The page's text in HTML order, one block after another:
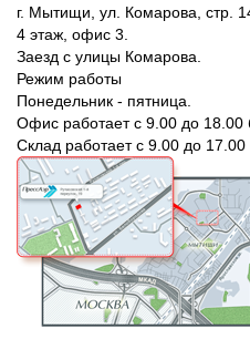
г. Мытищи, ул. Комарова, стр.
4 этаж, офис 3.
Заезд с улицы Комарова.
Режим работы
Понедельник - пятница.
Офис работает с 9.00 до 18.00
Склад работает с 9.00 до 17.00